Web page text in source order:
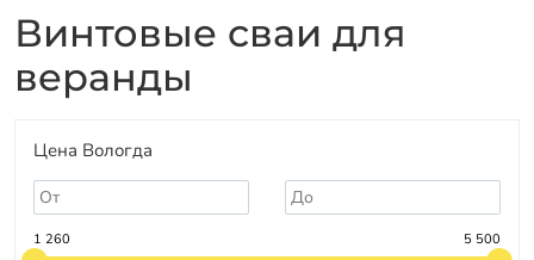
О компании
Новости
Контакты
Доставка
Винтовые сваи для
веранды
Цена Вологда
1 260 5 500